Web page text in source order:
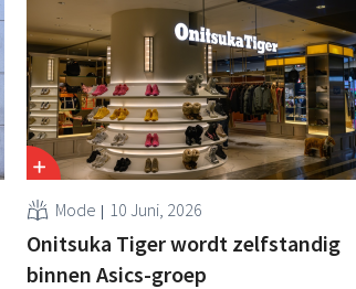
Mode 10 Juni, 2026
Onitsuka Tiger wordt zelfstandig
binnen Asics-groep